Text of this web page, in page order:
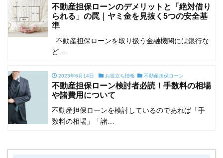
不動産担保ローンのデメリットと「絶対借り
られる」の罠｜ヤミ金を見抜く5つの安全基
準
不動産担保ローンを取り扱う金融機関には銀行な
ど…
2023年6月14日 お役立ち情報 不動産担保ローン
不動産担保ローン検討者必読！手数料の相場
や諸費用について
不動産担保ローンを検討しているのであれば「手
数料の相場」「諸…